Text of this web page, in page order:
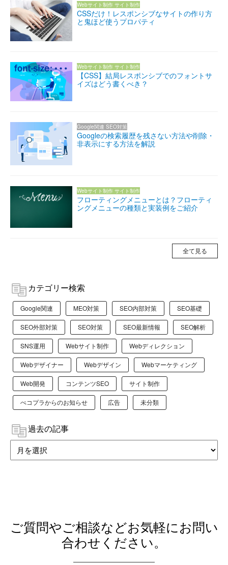
Webサイト制作 サイト制作
CSSだけ！レスポンシブなサイトの作り方
と鬼ほど使うプロパティ
Webサイト制作 サイト制作
【CSS】結局レスポンシブでのフォントサ
イズはどう書くべき？
Google関連 SEO対策
Googleの検索履歴を残さない方法や削除・
非表示にする方法を解説
Webサイト制作 サイト制作
フローティングメニューとは？フローティ
ングメニューの種類と実装例をご紹介
全て見る
カテゴリー検索
Google関連 MEO対策 SEO内部対策 SEO基礎
SEO外部対策 SEO対策 SEO最新情報 SEO解析
SNS運用 Webサイト制作 Webディレクション
Webデザイナー Webデザイン Webマーケティング
Web開発 コンテンツSEO サイト制作
ぺコプラからのお知らせ 広告 未分類
過去の記事
ご質問やご相談などお気軽にお問い
合わせください。